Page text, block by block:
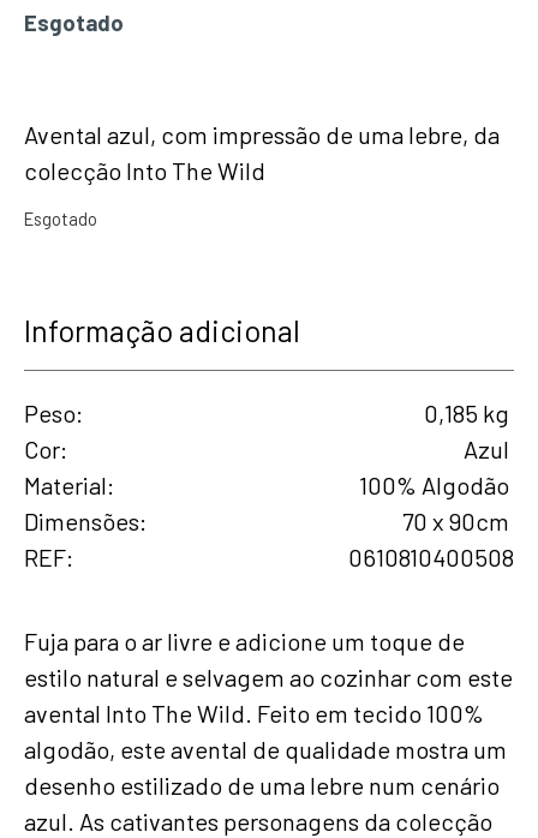
Esgotado
Avental azul, com impressão de uma lebre, da
colecção Into The Wild
Esgotado
Informação adicional
Peso
0,185 kg
Cor
Azul
Material
100% Algodão
Dimensões
70 x 90cm
REF
0610810400508
Fuja para o ar livre e adicione um toque de
estilo natural e selvagem ao cozinhar com este
avental Into The Wild. Feito em tecido 100%
algodão, este avental de qualidade mostra um
desenho estilizado de uma lebre num cenário
azul. As cativantes personagens da colecção